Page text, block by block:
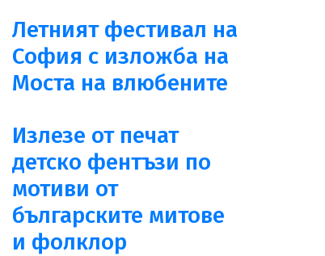
Летният фестивал на
София с изложба на
Моста на влюбените
Излезе от печат
детско фентъзи по
мотиви от
българските митове
и фолклор